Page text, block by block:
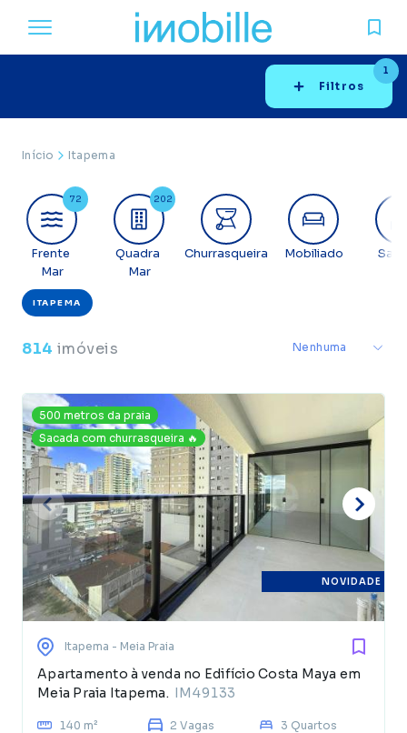
1
Filtros
Início Itapema
Frente
Mar
72
Quadra
Mar
202
Churrasqueira Mobiliado
ITAPEMA
814 imóveis
500 metros da praia
Sacada com churrasqueira 🔥
NOVIDADE
Itapema - Meia Praia
Apartamento à venda no Edifício Costa Maya em
Meia Praia Itapema. IM49133
140 m² 2 Vagas
3 Quartos